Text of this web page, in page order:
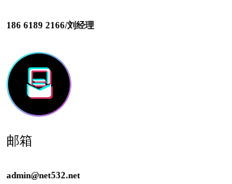
186 6189 2166/刘经理
邮箱
admin@net532.net